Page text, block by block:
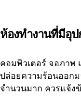
ห้องทำงานที่มีอุ
คอมพิวเตอร์ จอภาพ
ปล่อยความร้อนออก
จำนวนมาก ควรแจ้ง